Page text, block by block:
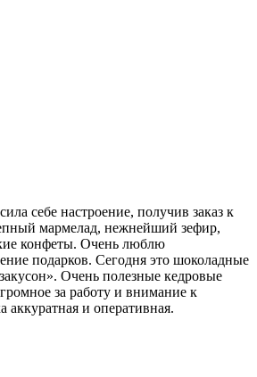
себе настроение, получив заказ к
мармелад, нежнейший зефир,
конфеты. Очень люблю
подарков. Сегодня это шоколадные
Очень полезные кедровые
за работу и внимание к
аккуратная и оперативная.